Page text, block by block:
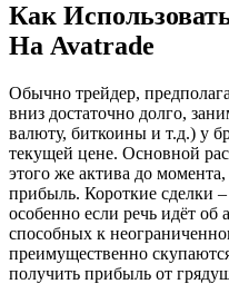
Как
На Avatrade
Обычно трейдер,
вниз достаточно долго,
валюту, биткоины и т.д.) у
текущей цене. Основной
этого же актива до
прибыль. Короткие сделки
особенно если речь идёт
способных к
преимущественно
получить прибыль от